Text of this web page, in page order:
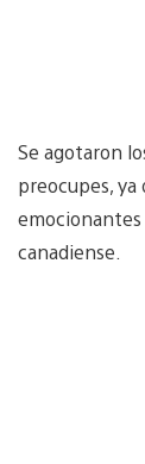
Se agotaron
preocupes,
emocionantes
canadiense.